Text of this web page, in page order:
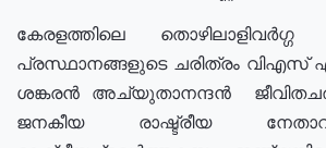
കേരളത്തിലെ
പ്രസ്ഥാനങ്ങളുടെ ചരിത്രം വിഎസ്
ശങ്കരൻ അച്യുതാനന്ദൻ
ജനകീയ രാഷ്ട്രീയ